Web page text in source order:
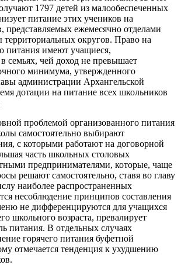
1797 детей из малообеспеченных
питание этих учеников на
представляемых ежемесячно отделами
территориальных округов. Право на
питания имеют учащиеся,
семьях, чей доход не превышает
минимума, утвержденного
администрации Архангельской
дотации на питание всех школьников
проблемой организованного питания
самостоятельно выбирают
с которыми работают на договорной
часть школьных столовых
предпринимателями, которые, чаще
решают самостоятельно, ставя во главу
наиболее распространенных
несоблюдение принципов составления
не дифференцируются для учащихся
школьного возраста, превалирует
питания. В отдельных случаях
горячего питания буфетной
отмечается тенденция к ухудшению